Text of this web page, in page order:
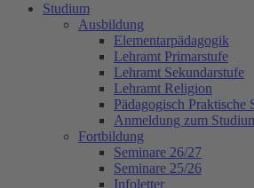
Studium
Ausbildung
Elementarpädagogik
Lehramt Primarstufe
Lehramt Sekundarstufe
Lehramt Religion
Pädagogisch Praktische
Anmeldung zum
Fortbildung
Seminare 26/27
Seminare 25/26
Infoletter